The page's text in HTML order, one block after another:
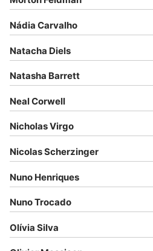
Nádia Carvalho
Natacha Diels
Natasha Barrett
Neal Corwell
Nicholas Virgo
Nicolas Scherzinger
Nuno Henriques
Nuno Trocado
Olívia Silva